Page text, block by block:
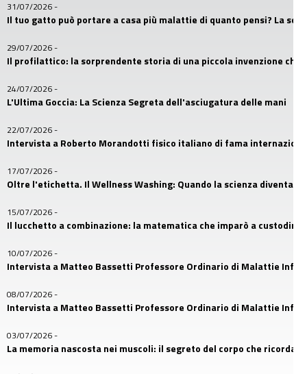
31/07/2026-
Il tuo gatto può portare a casa più malattie di quanto pensi? La
29/07/2026-
Il profilattico: la sorprendente storia di una piccola invenzione
24/07/2026-
L'Ultima Goccia: La Scienza Segreta dell'asciugatura delle mani
22/07/2026-
Intervista a Roberto Morandotti fisico italiano di fama
17/07/2026-
Oltre l'etichetta. Il Wellness Washing: Quando la scienza diventa
15/07/2026-
Il lucchetto a combinazione: la matematica che imparò a custodire
10/07/2026-
Intervista a Matteo Bassetti Professore Ordinario di Malattie
08/07/2026-
Intervista a Matteo Bassetti Professore Ordinario di Malattie
03/07/2026-
La memoria nascosta nei muscoli: il segreto del corpo che ricorda